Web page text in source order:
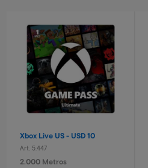
Pelota basket n° 3 Capitan
América
Art. 2.517
1.200 Metros
240 Metros + 4 x $80
Xbox Live US - USD 10
Art. 5.447
2.000 Metros